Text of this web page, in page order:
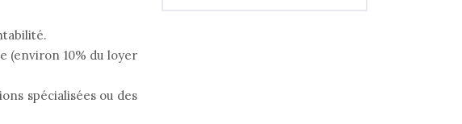
(environ 10% du loyer
spécialisées ou des